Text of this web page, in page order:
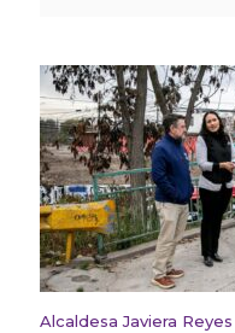
Alcaldesa Javiera